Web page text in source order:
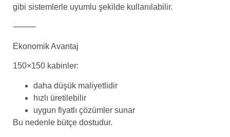
gibi sistemlerle uyumlu şekilde kullanılabilir.
⸻
Ekonomik Avantaj
150×150 kabinler:
daha düşük maliyetlidir
hızlı üretilebilir
uygun fiyatlı çözümler sunar
Bu nedenle bütçe dostudur.